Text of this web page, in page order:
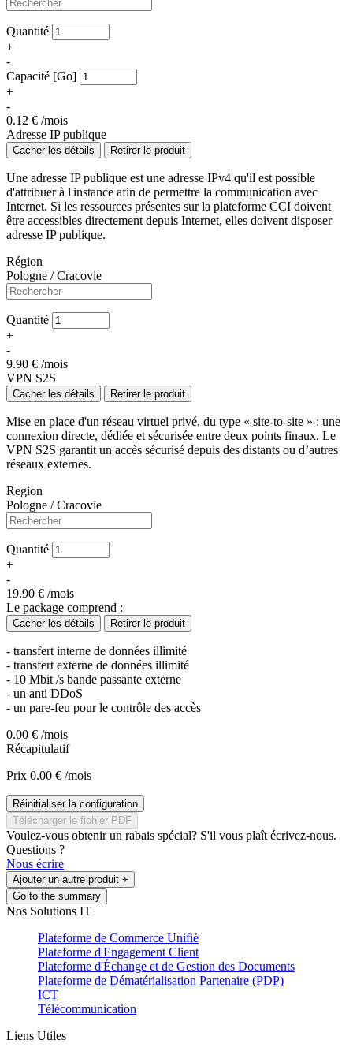
Quantité
+
-
Capacité [Go]
+
-
0.12 € /mois
Adresse IP publique
Cacher les détails Retirer le produit
Une adresse IP publique est une adresse IPv4 qu'il est possible
d'attribuer à l'instance afin de permettre la communication avec
Internet. Si les ressources présentes sur la plateforme CCI doivent
être accessibles directement depuis Internet, elles doivent disposer
adresse IP publique.
Région
Pologne / Cracovie
Quantité
+
-
9.90 € /mois
VPN S2S
Cacher les détails Retirer le produit
Mise en place d'un réseau virtuel privé, du type « site-to-site » : une
connexion directe, dédiée et sécurisée entre deux points finaux. Le
VPN S2S garantit un accès sécurisé depuis des distants ou d’autres
réseaux externes.
Region
Pologne / Cracovie
Quantité
+
-
19.90 € /mois
Le package comprend :
Cacher les détails Retirer le produit
- transfert interne de données illimité
- transfert externe de données illimité
- 10 Mbit /s bande passante externe
- un anti DDoS
- un pare-feu pour le contrôle des accès
0.00 € /mois
Récapitulatif
Prix 0.00 € /mois
Réinitialiser la configuration
Télécharger le fichier PDF
Voulez-vous obtenir un rabais spécial? S'il vous plaît écrivez-nous.
Questions ?
Nous écrire
Ajouter un autre produit +
Go to the summary
Nos Solutions IT
Plateforme de Commerce Unifié
Plateforme d'Engagement Client
Plateforme d'Échange et de Gestion des Documents
Plateforme de Dématérialisation Partenaire (PDP)
ICT
Télécommunication
Liens Utiles